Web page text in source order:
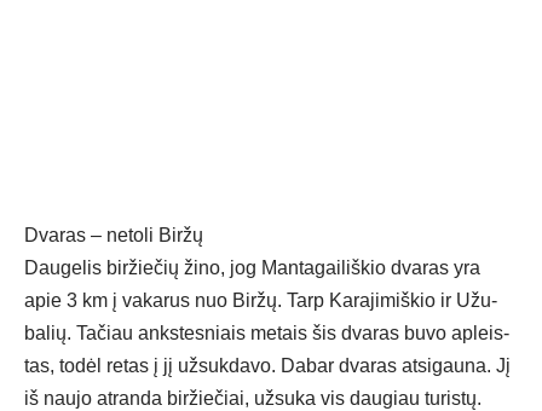
Dva­ras – ne­to­li Bir­žų
Dau­ge­lis bir­žie­čių ži­no, jog Man­ta­gai­liš­kio dva­ras yra
apie 3 km į va­ka­rus nuo Bir­žų. Tarp Ka­ra­ji­miš­kio ir Užu­
ba­lių. Ta­čiau anks­tes­niais me­tais šis dva­ras bu­vo ap­leis­
tas, to­dėl re­tas į jį už­suk­da­vo. Da­bar dva­ras at­si­gau­na. Jį
iš nau­jo at­ran­da bir­žie­čiai, už­su­ka vis dau­giau tu­ris­tų.